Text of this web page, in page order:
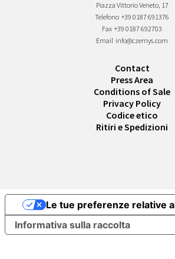
Piazza Vittorio Veneto, 17
Telefono +39 0187 691376
Fax +39 0187 692703
Email info@czernys.com
Contact
Press Area
Conditions of Sale
Privacy Policy
Codice etico
Ritiri e Spedizioni
Informativa sulla raccolta
Le tue preferenze relative